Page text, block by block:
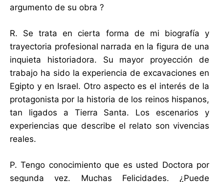
argumento de su obra ?
R. Se trata en cierta forma de mi biografía y
trayectoria profesional narrada en la figura de una
inquieta historiadora. Su mayor proyección de
trabajo ha sido la experiencia de excavaciones en
Egipto y en Israel. Otro aspecto es el interés de la
protagonista por la historia de los reinos hispanos,
tan ligados a Tierra Santa. Los escenarios y
experiencias que describe el relato son vivencias
reales.
P. Tengo conocimiento que es usted Doctora por
segunda vez. Muchas Felicidades. ¿Puede